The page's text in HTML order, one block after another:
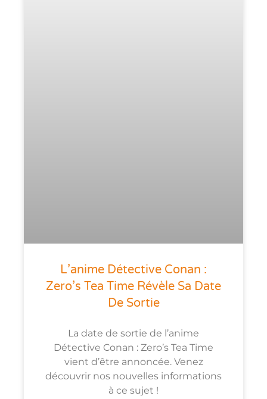
L’anime Détective Conan :
Zero’s Tea Time Révèle Sa Date
De Sortie
La date de sortie de l’anime
Détective Conan : Zero’s Tea Time
vient d’être annoncée. Venez
découvrir nos nouvelles informations
à ce sujet !